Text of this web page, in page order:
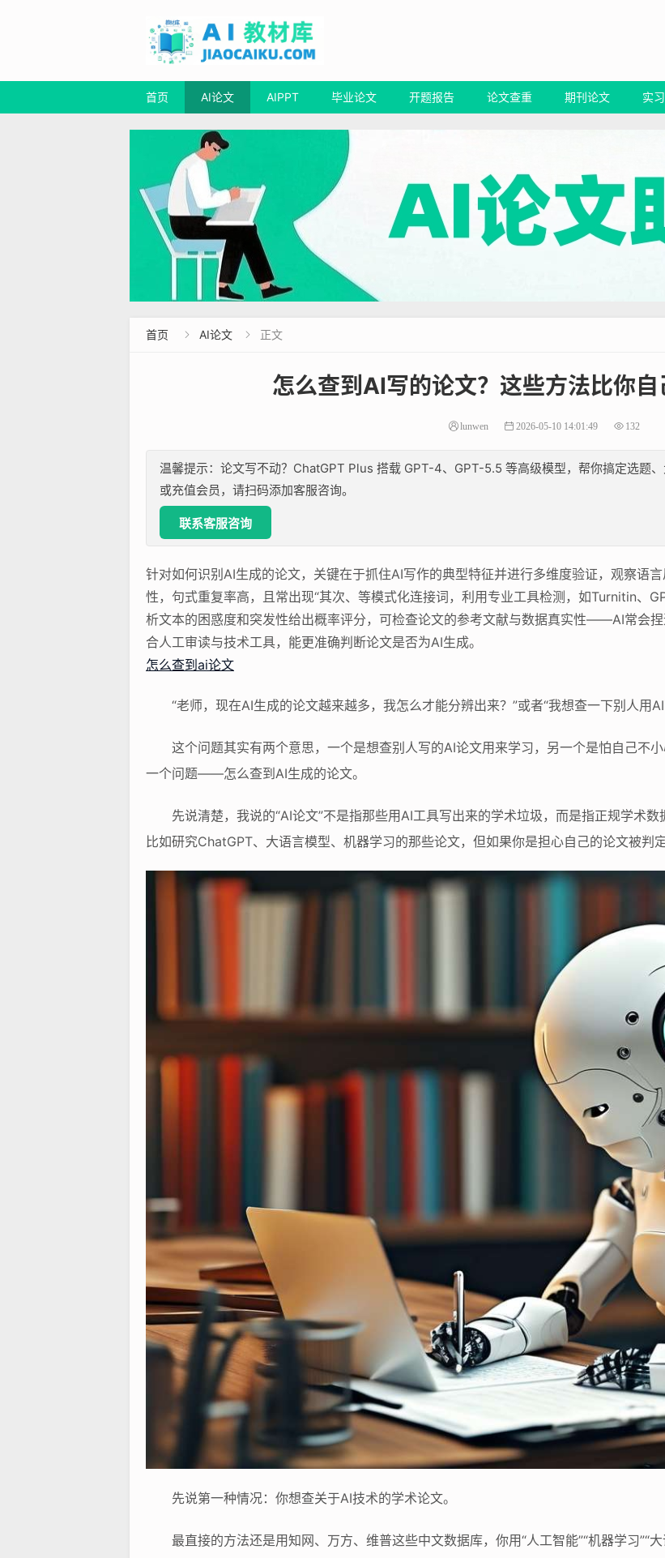
首页 AI论文 AIPPT 毕业论文 开题报告 论文查重 期刊论文 实
首页  AI论文  正文
怎么查到AI写的论文？这些方法比你
lunwen 2026-05-10 14:01:49 132
温馨提示：论文写不动？ChatGPT Plus 搭载 GPT-4、GPT-5.5 等高级模型，帮你搞定选题
或充值会员，请扫码添加客服咨询。
联系客服咨询
针对如何识别AI生成的论文，关键在于抓住AI写作的典型特征并进行多维度验证，观察语
性，句式重复率高，且常出现“其次、等模式化连接词，利用专业工具检测，如Turnitin、
析文本的困惑度和突发性给出概率评分，可检查论文的参考文献与数据真实性——AI常会
合人工审读与技术工具，能更准确判断论文是否为AI生成。
怎么查到ai论文
“老师，现在AI生成的论文越来越多，我怎么才能分辨出来？”或者“我想查一下别人用
这个问题其实有两个意思，一个是想查别人写的AI论文用来学习，另一个是怕自己不
一个问题——怎么查到AI生成的论文。
先说清楚，我说的“AI论文”不是指那些用AI工具写出来的学术垃圾，而是指正规学术
比如研究ChatGPT、大语言模型、机器学习的那些论文，但如果你是担心自己的论文被判
先说第一种情况：你想查关于AI技术的学术论文。
最直接的方法还是用知网、万方、维普这些中文数据库，你用“人工智能”“机器学习”“